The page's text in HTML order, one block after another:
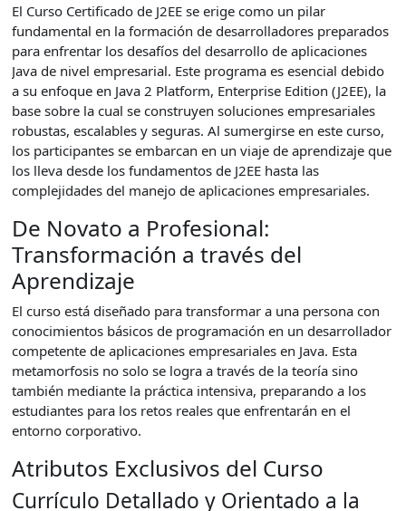
El Curso Certificado de J2EE se erige como un pilar
fundamental en la formación de desarrolladores preparados
para enfrentar los desafíos del desarrollo de aplicaciones
Java de nivel empresarial. Este programa es esencial debido
a su enfoque en Java 2 Platform, Enterprise Edition (J2EE), la
base sobre la cual se construyen soluciones empresariales
robustas, escalables y seguras. Al sumergirse en este curso,
los participantes se embarcan en un viaje de aprendizaje que
los lleva desde los fundamentos de J2EE hasta las
complejidades del manejo de aplicaciones empresariales.
De Novato a Profesional:
Transformación a través del
Aprendizaje
El curso está diseñado para transformar a una persona con
conocimientos básicos de programación en un desarrollador
competente de aplicaciones empresariales en Java. Esta
metamorfosis no solo se logra a través de la teoría sino
también mediante la práctica intensiva, preparando a los
estudiantes para los retos reales que enfrentarán en el
entorno corporativo.
Atributos Exclusivos del Curso
Currículo Detallado y Orientado a la